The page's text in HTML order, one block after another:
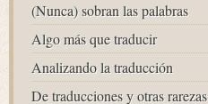
(Nunca) sobran las palabras
Algo más que traducir
Analizando la traducción
De traducciones y otras rarezas